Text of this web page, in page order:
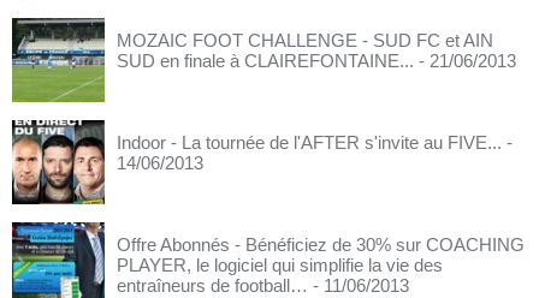
MOZAIC FOOT CHALLENGE - SUD FC et AIN
SUD en finale à CLAIREFONTAINE... - 21/06/2013
Indoor - La tournée de l'AFTER s'invite au FIVE... -
14/06/2013
Offre Abonnés - Bénéficiez de 30% sur COACHING
PLAYER, le logiciel qui simplifie la vie des
entraîneurs de football… - 11/06/2013